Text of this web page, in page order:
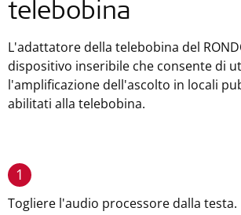
telebobina
L'adattatore della telebobina del
dispositivo inseribile che consente di
l'amplificazione dell'ascolto in locali
abilitati alla telebobina.
1
Togliere l'audio processore dalla testa.